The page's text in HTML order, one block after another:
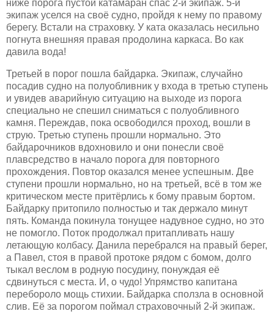
ниже порога пустой катамаран спас 2-й экипаж. 5-й
экипаж уселся на своё судно, пройдя к нему по правому
берегу. Встали на страховку. У ката оказалась несильно
погнута внешняя правая продолина каркаса. Во как
давила вода!
Третьей в порог пошла байдарка. Экипаж, случайно
посадив судно на полуобливник у входа в третью ступень
и увидев аварийную ситуацию на выходе из порога
специально не спешил сниматься с полуобливного
камня. Переждав, пока освободился проход, вошли в
струю. Третью ступень прошли нормально. Это
байдарочников вдохновило и они понесли своё
плавсредство в начало порога для повторного
прохождения. Повтор оказался менее успешным. Две
ступени прошли нормально, но на третьей, всё в том же
критическом месте притёрлись к бому правым бортом.
Байдарку притопило полностью и так держало минут
пять. Команда покинула тонущее надувное судно, но это
не помогло. Поток продолжал притапливать нашу
летающую колбасу. Данила перебрался на правый берег,
а Павел, стоя в правой протоке рядом с бомом, долго
тыкал веслом в родную посудину, понуждая её
сдвинуться с места. И, о чудо! Упрямство капитана
перебороло мощь стихии. Байдарка сползла в основной
слив. Её за порогом поймал страховочный 2-й экипаж.